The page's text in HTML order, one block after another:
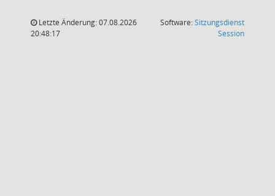
Letzte Änderung: 07.08.2026
20:48:17
Software:Sitzungsdienst
Session(Wird in